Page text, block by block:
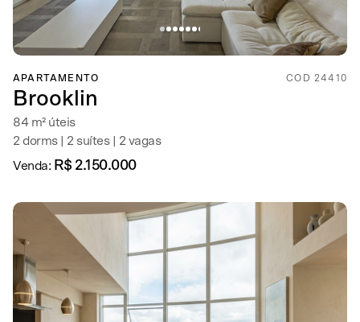
APARTAMENTO COD 24410
Brooklin
84 m² úteis
2 dorms | 2 suítes | 2 vagas
Venda: R$ 2.150.000